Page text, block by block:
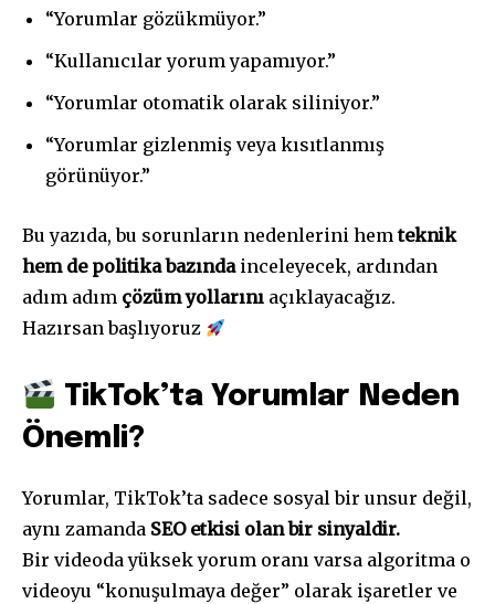
“Yorumlar gözükmüyor.”
“Kullanıcılar yorum yapamıyor.”
“Yorumlar otomatik olarak siliniyor.”
“Yorumlar gizlenmiş veya kısıtlanmış
görünüyor.”
Bu yazıda, bu sorunların nedenlerini hemteknik
hem de politika bazındainceleyecek, ardından
adım adım çözüm yollarını açıklayacağız.
Hazırsan başlıyoruz
TikTok’ta Yorumlar Neden
Önemli?
Yorumlar, TikTok’ta sadece sosyal bir unsur değil,
aynı zamanda SEO etkisi olan bir sinyaldir.
Bir videoda yüksek yorum oranı varsa algoritma o
videoyu “konuşulmaya değer” olarak işaretler ve